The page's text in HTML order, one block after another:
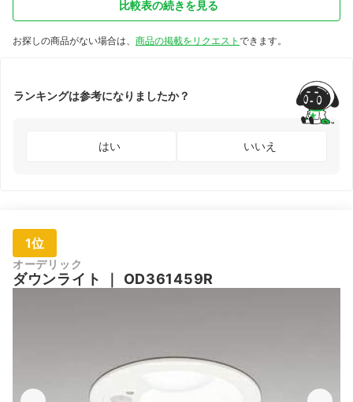
比較表の続きを見る
お探しの商品がない場合は、 商品の掲載をリクエスト できます。
ランキングは参考になりましたか？
はい いいえ
1位
オーデリック
ダウンライト ｜ OD361459R